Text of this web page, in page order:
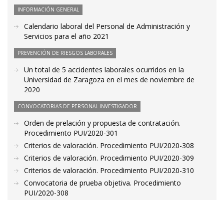
INFORMACIÓN GENERAL
Calendario laboral del Personal de Administración y
Servicios para el año 2021
PREVENCIÓN DE RIESGOS LABORALES
Un total de 5 accidentes laborales ocurridos en la
Universidad de Zaragoza en el mes de noviembre de
2020
CONVOCATORIAS DE PERSONAL INVESTIGADOR
Orden de prelación y propuesta de contratación.
Procedimiento PUI/2020-301
Criterios de valoración. Procedimiento PUI/2020-308
Criterios de valoración. Procedimiento PUI/2020-309
Criterios de valoración. Procedimiento PUI/2020-310
Convocatoria de prueba objetiva. Procedimiento
PUI/2020-308